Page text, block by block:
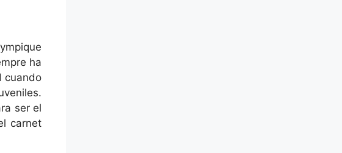
ha
cuando
ser el
carnet